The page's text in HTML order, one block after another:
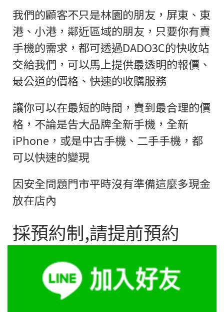
我們的顧客不只是林園的朋友，屏東、東
港、小港，鄰近區域的朋友，只要你有賣
手機的需求，都可透過DADO3C的快收站
交給我們，可以馬上提供最透明的報價、
最公道的價格、快速的收購服務
讓你可以在最短的時間，賣到最合理的價
格，不論是告大品牌全新手機，全新
iPhone，或是中古手機、二手手機，都
可以快速的變現
因安全問題門市平時沒有準備這麼多現金
放在店內
採預約制,請提前預約